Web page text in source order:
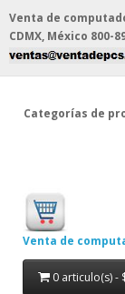
Venta de
CDMX, México 800-
Categorías de
Venta de
0 articulo(s) -